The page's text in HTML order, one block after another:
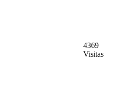
4369
Visitas